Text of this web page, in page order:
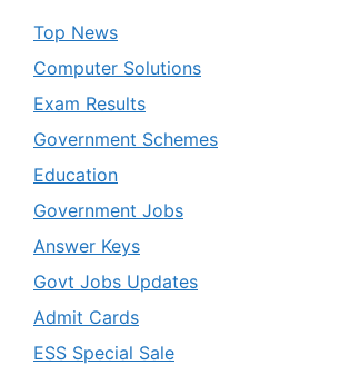
Top News
Computer Solutions
Exam Results
Government Schemes
Education
Government Jobs
Answer Keys
Govt Jobs Updates
Admit Cards
ESS Special Sale